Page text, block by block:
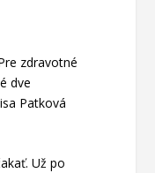
zdravotné
dve
Patková
Už po